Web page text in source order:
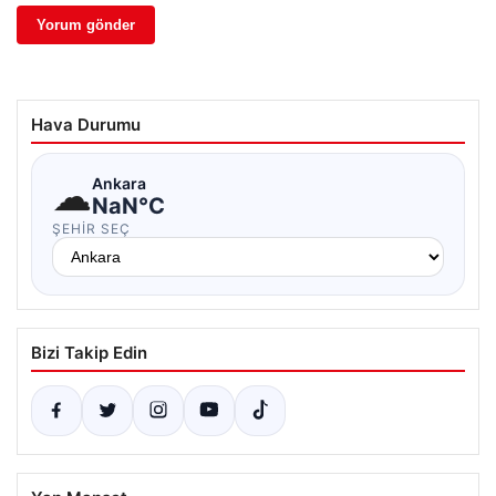
Hava Durumu
☁Ankara
NaN°C
ŞEHIR SEÇ
Bizi Takip Edin